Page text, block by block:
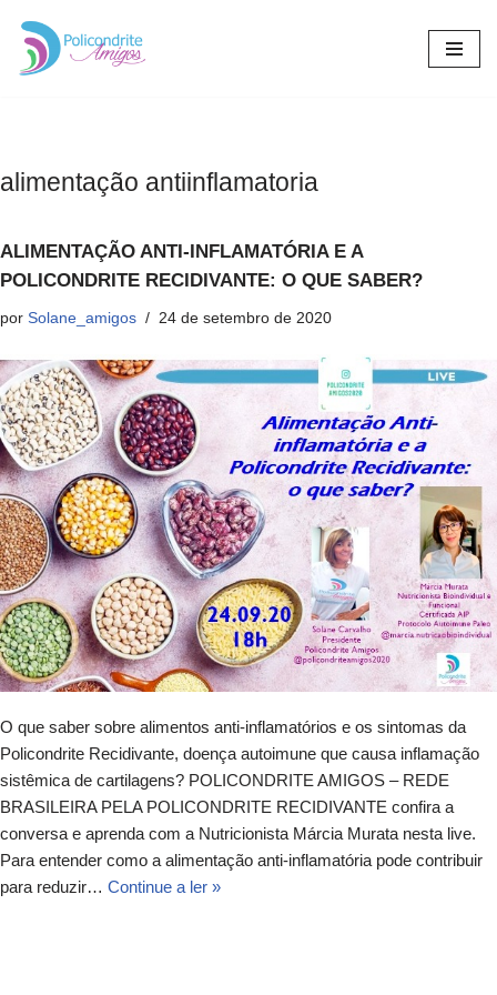
Pular
alimentação antiinflamatoria
ALIMENTAÇÃO ANTI-INFLAMATÓRIA E A
POLICONDRITE RECIDIVANTE: O QUE SABER?
por Solane_amigos 24 de setembro de 2020
O que saber sobre alimentos anti-inflamatórios e os sintomas da
Policondrite Recidivante, doença autoimune que causa inflamação
sistêmica de cartilagens? POLICONDRITE AMIGOS – REDE
BRASILEIRA PELA POLICONDRITE RECIDIVANTE confira a
conversa e aprenda com a Nutricionista Márcia Murata nesta live.
Para entender como a alimentação anti-inflamatória pode contribuir
para reduzir… Continue a ler »